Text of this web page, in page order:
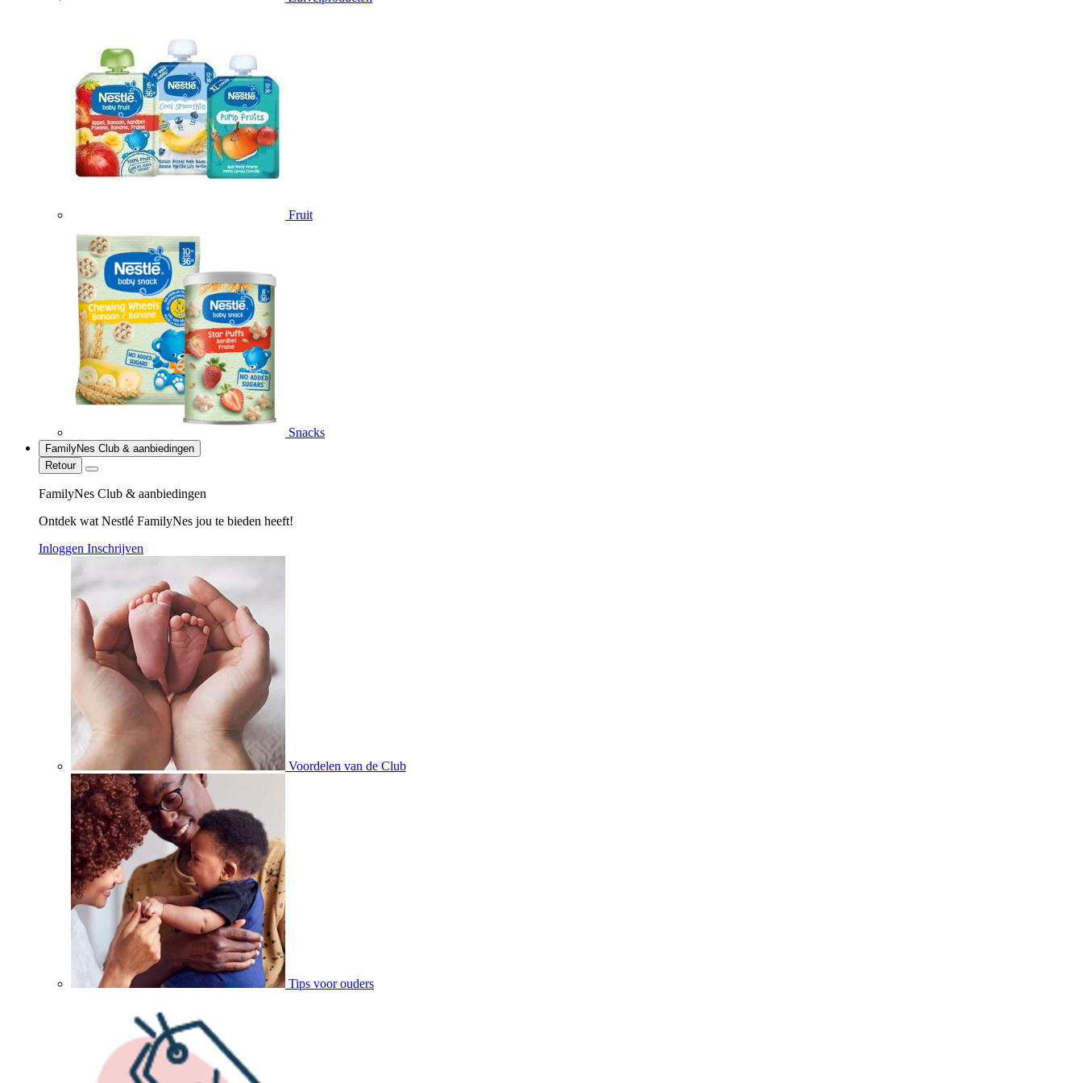
Fruit
Snacks
FamilyNes Club & aanbiedingen
Retour
FamilyNes Club & aanbiedingen
Ontdek wat Nestlé FamilyNes jou te bieden heeft!
Inloggen Inschrijven
Voordelen van de Club
Tips voor ouders